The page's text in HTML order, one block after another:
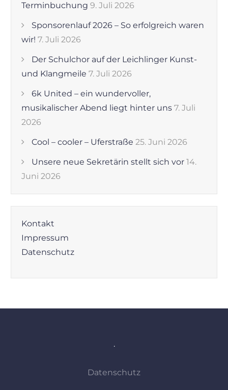
Terminbuchung 9. Juli 2026
Sponsorenlauf 2026 – So erfolgreich waren
wir! 7. Juli 2026
Der Schulchor auf der Leichlinger Kunst-
und Klangmeile 7. Juli 2026
6k United – ein wundervoller,
musikalischer Abend liegt hinter uns 7. Juli
2026
Cool – cooler – Uferstraße 25. Juni 2026
Unsere neue Sekretärin stellt sich vor 14.
Juni 2026
Kontakt
Impressum
Datenschutz
.
Datenschutz